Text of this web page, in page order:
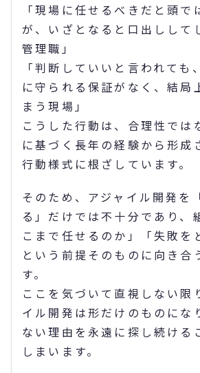
「現場に任せるべきだと頭で
が、いざとなると口出しして
管理職」
「判断していいと言われても
に守られる保証がなく、結局
まう現場」
こうした行動は、合理性では
に基づく長年の経験から形成
行動様式に根ざしています。
そのため、アジャイル開発を
る」だけでは不十分であり、
こまで任せるのか」「失敗を
という前提そのものに向き合
す。
ここを気づいて直視しない限
イル開発は形だけのものにな
ない理由を永遠に探し続ける
しまいます。